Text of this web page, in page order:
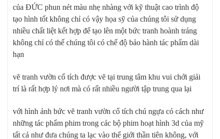
của ĐỨC phun nét màu nhẹ nhàng với kỹ thuật cao trình độ
tạo hình tốt không chỉ có vậy họa sỹ của chúng tôi sử dụng
nhiều chất liệt kết hợp để tạo lên một bức tranh hoành tráng
không chỉ có thế chúng tôi có chế độ bảo hành tác phẩm dài
hạn
vẽ tranh vườn cổ tích được vẽ tại trung tâm khu vui chới giải
trí là rất hợp lý nơi mà có rất nhiều người tập trung qua lại
với hình ảnh bức vẽ tranh vườn cổ tích chú ngựa có cách như
những tác phẩm phim trong các bộ phim hoạt hình 3d của mỹ
tất cả như đưa chúng ta lạc vào thế giới thần tiên không, với